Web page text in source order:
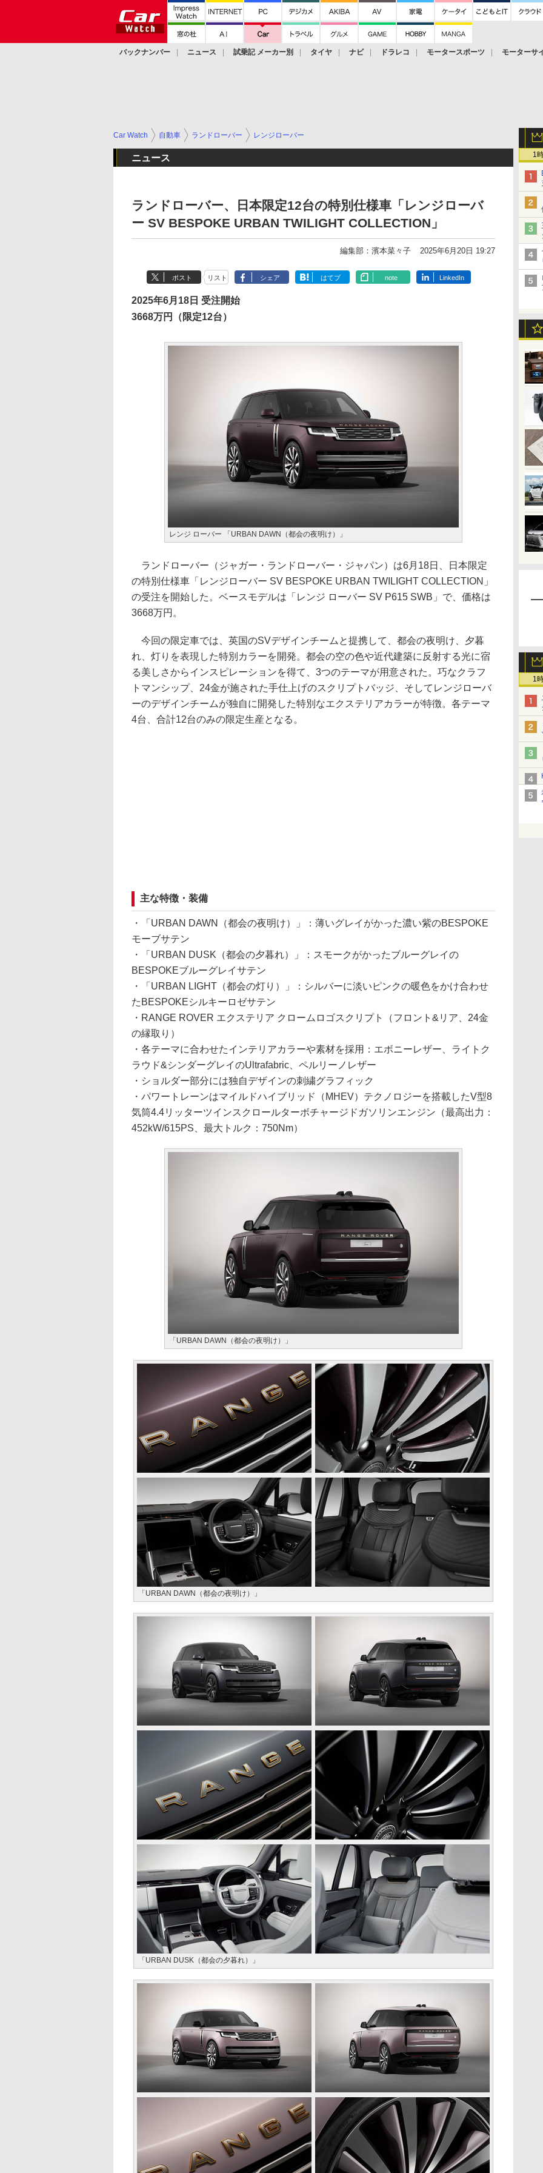
バックナンバー ニュース 試乗記 メーカー別 タイヤ ナビ ドラレコ モータースポーツ モーターサ
1
1
Car Watch 自動車 ランドローバー レンジローバー
ニュース
ランドローバー、日本限定12台の特別仕様車「レンジローバ
ー SV BESPOKE URBAN TWILIGHT COLLECTION」
編集部：濱本菜々子 2025年6月20日 19:27
ポスト リスト シェア はてブ note LinkedIn
2025年6月18日 受注開始
3668万円（限定12台）
レンジ ローバー 「URBAN DAWN（都会の夜明け）」
ランドローバー（ジャガー・ランドローバー・ジャパン）は6月18日、日本限定
の特別仕様車「レンジローバー SV BESPOKE URBAN TWILIGHT COLLECTION」
の受注を開始した。ベースモデルは「レンジ ローバー SV P615 SWB」で、価格は
3668万円。
今回の限定車では、英国のSVデザインチームと提携して、都会の夜明け、夕暮
れ、灯りを表現した特別カラーを開発。都会の空の色や近代建築に反射する光に宿
る美しさからインスピレーションを得て、3つのテーマが用意された。巧なクラフ
トマンシップ、24金が施された手仕上げのスクリプトバッジ、そしてレンジローバ
ーのデザインチームが独自に開発した特別なエクステリアカラーが特徴。各テーマ
4台、合計12台のみの限定生産となる。
主な特徴・装備
・「URBAN DAWN（都会の夜明け）」：薄いグレイがかった濃い紫のBESPOKE
モーブサテン
・「URBAN DUSK（都会の夕暮れ）」：スモークがかったブルーグレイの
BESPOKEブルーグレイサテン
・「URBAN LIGHT（都会の灯り）」：シルバーに淡いピンクの暖色をかけ合わせ
たBESPOKEシルキーロゼサテン
・RANGE ROVER エクステリア クロームロゴスクリプト（フロント&リア、24金
の縁取り）
・各テーマに合わせたインテリアカラーや素材を採用：エボニーレザー、ライトク
ラウド&シンダーグレイのUltrafabric、ペルリーノレザー
・ショルダー部分には独自デザインの刺繍グラフィック
・パワートレーンはマイルドハイブリッド（MHEV）テクノロジーを搭載したV型8
気筒4.4リッターツインスクロールターボチャージドガソリンエンジン（最高出力：
452kW/615PS、最大トルク：750Nm）
「URBAN DAWN（都会の夜明け）」
「URBAN DAWN（都会の夜明け）」
「URBAN DUSK（都会の夕暮れ）」